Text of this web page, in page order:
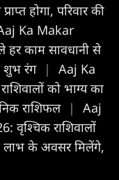
होगा, परिवार की
Ka Makar
हर काम सावधानी से
शुभ रंग |
Aaj Ka
को भाग्य का
राशिफल |
Aaj
वृश्चिक राशिवालों
लाभ के अवसर मिलेंगे,